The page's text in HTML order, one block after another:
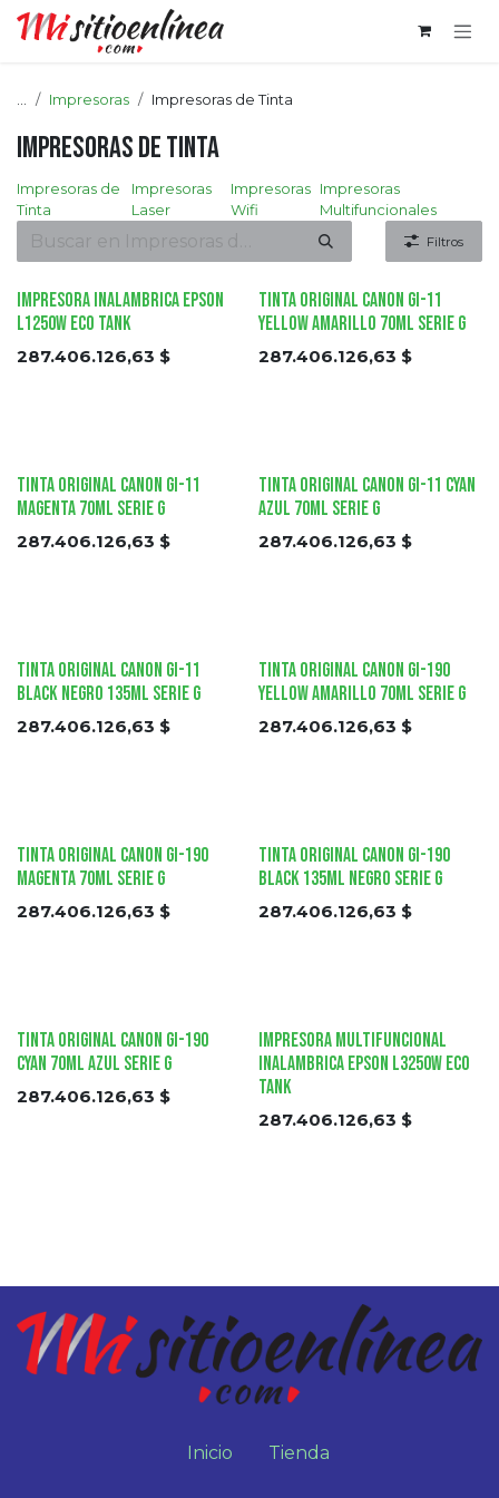
Ir al contenido
Impresoras Impresoras de Tinta
Impresoras de Tinta
Impresoras de
Tinta
Impresoras
Laser
Impresoras
Wifi
Impresoras
Multifuncionales
Filtros
Impresora Inalambrica EPSON
L1250W Eco Tank
287.406.126,63 $
Tinta Original Canon GI-11
Yellow Amarillo 70ml Serie G
287.406.126,63 $
Tinta Original Canon GI-11
Magenta 70ml Serie G
287.406.126,63 $
Tinta Original Canon GI-11 Cyan
Azul 70ml Serie G
287.406.126,63 $
Tinta Original Canon GI-11
Black Negro 135ml Serie G
287.406.126,63 $
Tinta Original Canon GI-190
Yellow Amarillo 70ml Serie G
287.406.126,63 $
Tinta Original Canon GI-190
Magenta 70ml Serie G
287.406.126,63 $
Tinta Original Canon GI-190
Black 135ml Negro Serie G
287.406.126,63 $
Tinta Original Canon GI-190
Cyan 70ml Azul Serie G
287.406.126,63 $
Impresora Multifuncional
Inalambrica EPSON L3250W Eco
Tank
287.406.126,63 $
Inicio Tienda